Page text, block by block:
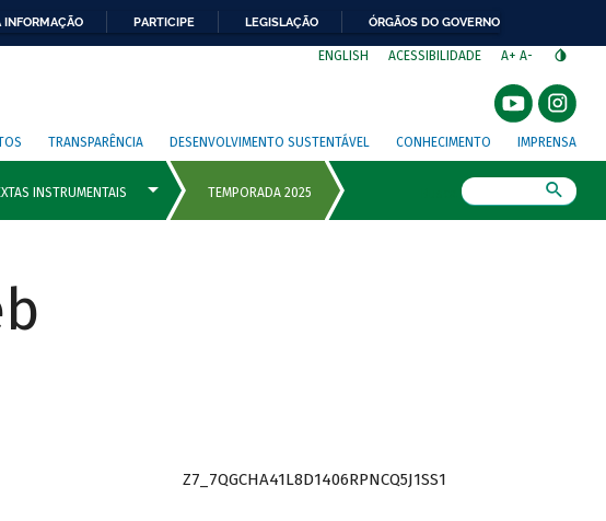
INFORMAÇÃO PARTICIPE LEGISLAÇÃO ÓRGÃOS DO GOVERNO
ENGLISH ACESSIBILIDADE A+ A-
TRANSPARÊNCIA DESENVOLVIMENTO SUSTENTÁVEL CONHECIMENTO IMPRENSA
Z7_7QGCHA41L8D1406RPNCQ5J1SS1